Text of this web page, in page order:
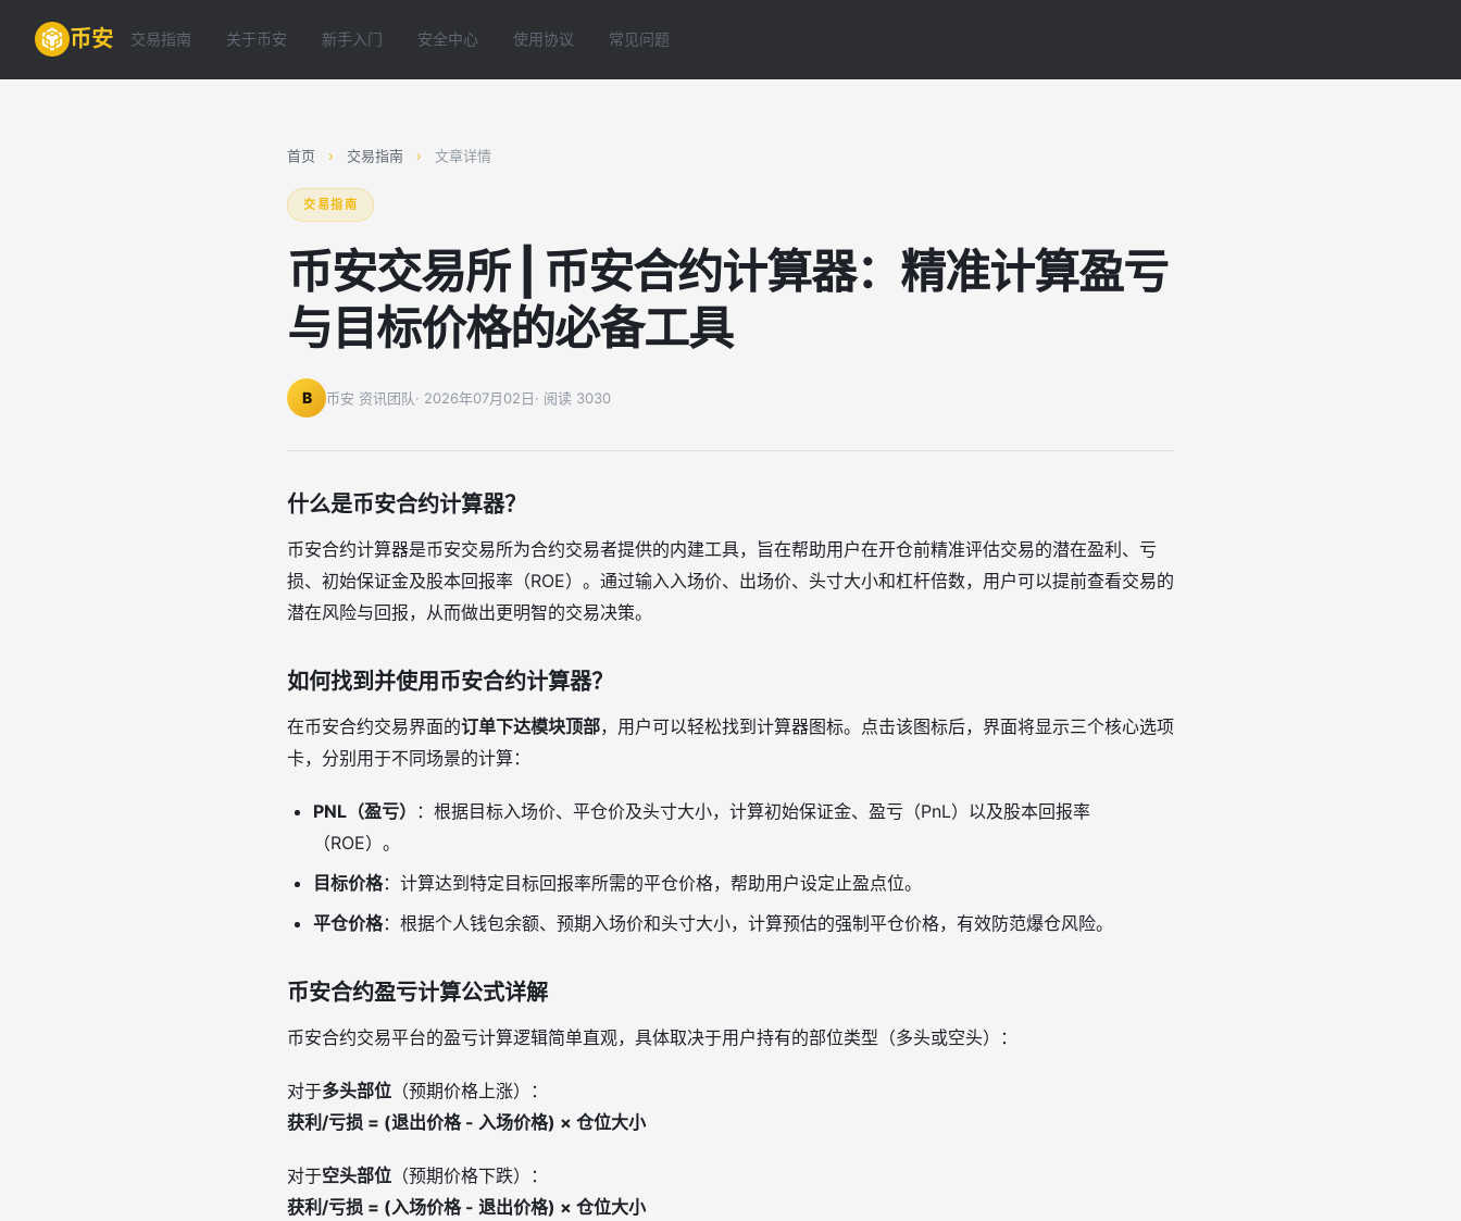
币安 交易指南 关于币安 新手入门 安全中心 使用协议 常见问题
首页 › 交易指南 › 文章详情
交易指南
币安交易所 | 币安合约计算器：精准计算盈亏
与目标价格的必备工具
B 币安 资讯团队· 2026年07月02日· 阅读 3030
什么是币安合约计算器？
币安合约计算器是币安交易所为合约交易者提供的内建工具，旨在帮助用户在开仓前精准评估交易的潜在盈利、亏
损、初始保证金及股本回报率（ROE）。通过输入入场价、出场价、头寸大小和杠杆倍数，用户可以提前查看交易的
潜在风险与回报，从而做出更明智的交易决策。
如何找到并使用币安合约计算器？
在币安合约交易界面的订单下达模块顶部，用户可以轻松找到计算器图标。点击该图标后，界面将显示三个核心选项
卡，分别用于不同场景的计算：
PNL（盈亏）
：根据目标入场价、平仓价及头寸大小，计算初始保证金、盈亏（PnL）以及股本回报率
（ROE）。
目标价格：计算达到特定目标回报率所需的平仓价格，帮助用户设定止盈点位。
平仓价格：根据个人钱包余额、预期入场价和头寸大小，计算预估的强制平仓价格，有效防范爆仓风险。
币安合约盈亏计算公式详解
币安合约交易平台的盈亏计算逻辑简单直观，具体取决于用户持有的部位类型（多头或空头）：
对于多头部位 （预期价格上涨）：
获利/亏损 = (退出价格 - 入场价格) × 仓位大小
对于空头部位 （预期价格下跌）：
获利/亏损 = (入场价格 - 退出价格) × 仓位大小